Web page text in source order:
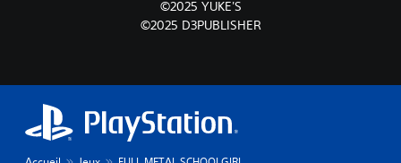
©2025 YUKE'S
©2025 D3PUBLISHER